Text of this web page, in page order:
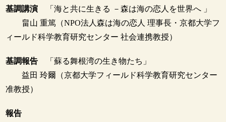
基調講演 「海と共に生きる －森は海の恋人を世界へ 」
畠山 重篤（NPO法人森は海の恋人 理事長・京都大学フ
ィールド科学教育研究センター 社会連携教授）
基調報告 「蘇る舞根湾の生き物たち」
益田 玲爾（京都大学フィールド科学教育研究センター
准教授）
報告